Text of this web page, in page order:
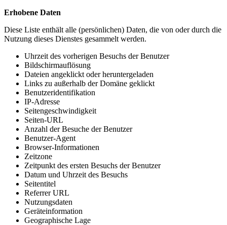
Erhobene Daten
Diese Liste enthält alle (persönlichen) Daten, die von oder durch die
Nutzung dieses Dienstes gesammelt werden.
Uhrzeit des vorherigen Besuchs der Benutzer
Bildschirmauflösung
Dateien angeklickt oder heruntergeladen
Links zu außerhalb der Domäne geklickt
Benutzeridentifikation
IP-Adresse
Seitengeschwindigkeit
Seiten-URL
Anzahl der Besuche der Benutzer
Benutzer-Agent
Browser-Informationen
Zeitzone
Zeitpunkt des ersten Besuchs der Benutzer
Datum und Uhrzeit des Besuchs
Seitentitel
Referrer URL
Nutzungsdaten
Geräteinformation
Geographische Lage